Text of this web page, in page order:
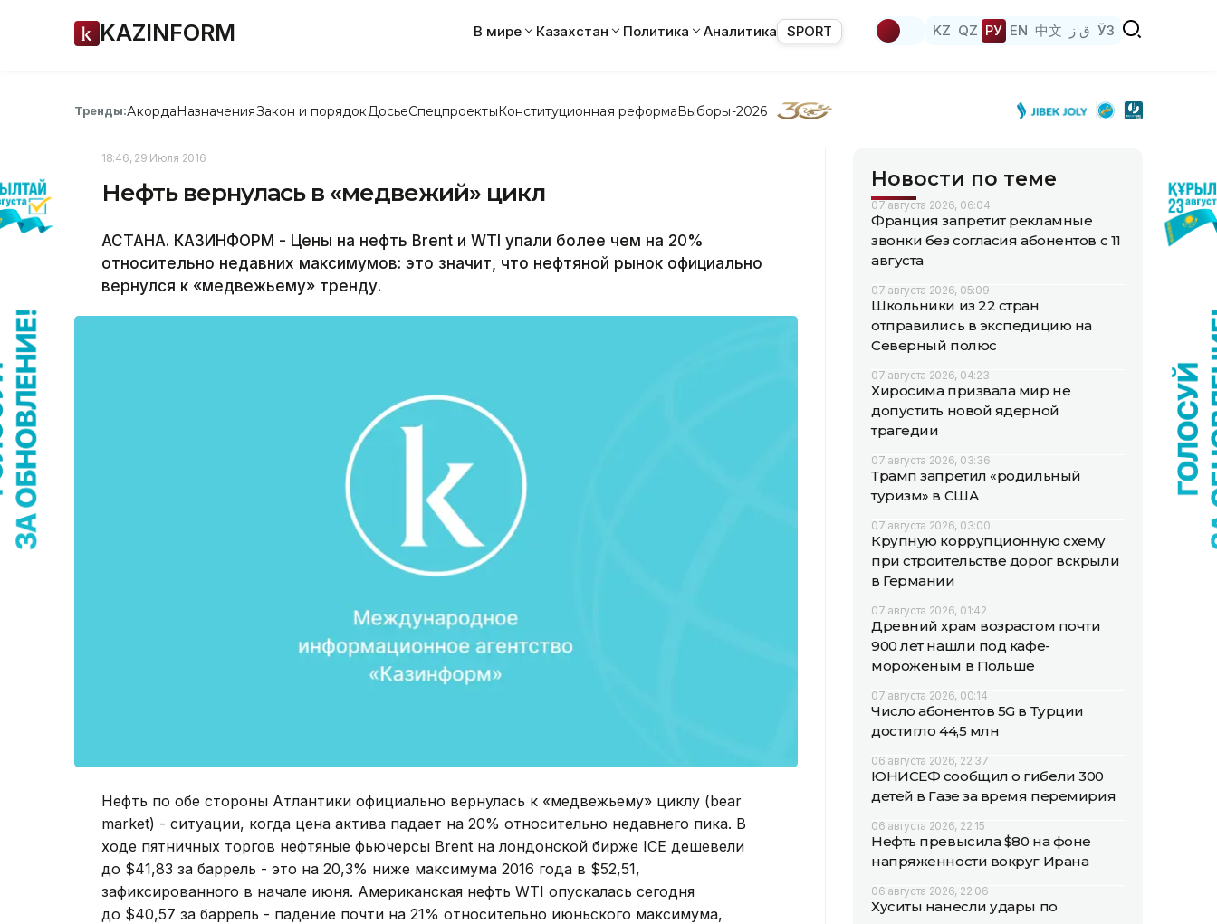
KAZINFORM В мире Казахстан Политика Аналитика SPORT KZ QZ РУ EN 中文 ق ز ЎЗ
Тренды:АкордаНазначенияЗакон и порядок ДосьеСпецпроектыКонституционная реформаВыборы-2026
18:46, 29 Июля 2016
Нефть вернулась в «медвежий» цикл
АСТАНА. КАЗИНФОРМ - Цены на нефть Brent и WTI упали более чем на 20%
относительно недавних максимумов: это значит, что нефтяной рынок официально
вернулся к «медвежьему» тренду.
Нефть по обе стороны Атлантики официально вернулась к «медвежьему» циклу (bear
market) - ситуации, когда цена актива падает на 20% относительно недавнего пика. В
ходе пятничных торгов нефтяные фьючерсы Brent на лондонской бирже ICE дешевели
до $41,83 за баррель - это на 20,3% ниже максимума 2016 года в $52,51,
зафиксированного в начале июня. Американская нефть WTI опускалась сегодня
до $40,57 за баррель - падение почти на 21% относительно июньского максимума,
Новости по теме
07 августа 2026, 06:04
Франция запретит рекламные
звонки без согласия абонентов с 11
августа
07 августа 2026, 05:09
Школьники из 22 стран
отправились в экспедицию на
Северный полюс
07 августа 2026, 04:23
Хиросима призвала мир не
допустить новой ядерной
трагедии
07 августа 2026, 03:36
Трамп запретил «родильный
туризм» в США
07 августа 2026, 03:00
Крупную коррупционную схему
при строительстве дорог вскрыли
в Германии
07 августа 2026, 01:42
Древний храм возрастом почти
900 лет нашли под кафе-
мороженым в Польше
07 августа 2026, 00:14
Число абонентов 5G в Турции
достигло 44,5 млн
06 августа 2026, 22:37
ЮНИСЕФ сообщил о гибели 300
детей в Газе за время перемирия
06 августа 2026, 22:15
Нефть превысила $80 на фоне
напряженности вокруг Ирана
06 августа 2026, 22:06
Хуситы нанесли удары по